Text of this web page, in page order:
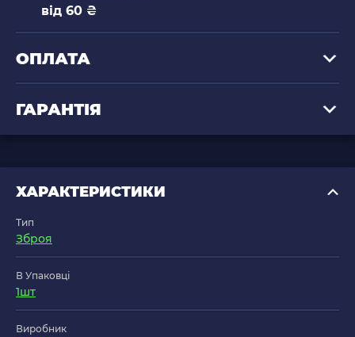
від 60 ₴
ОПЛАТА
ГАРАНТІЯ
ХАРАКТЕРИСТИКИ
Тип
Зброя
В Упаковці
1шт
Виробник